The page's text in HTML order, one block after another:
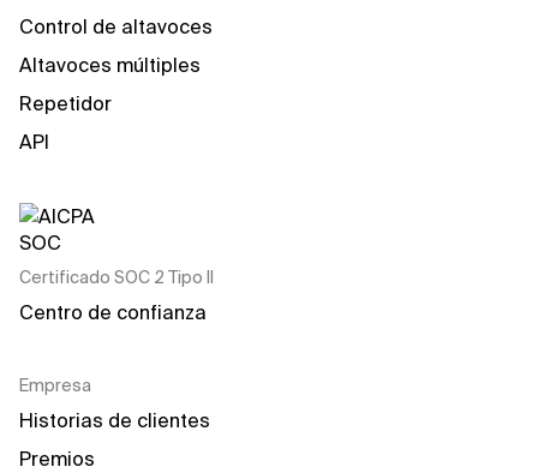
Control de altavoces
Altavoces múltiples
Repetidor
API
Certificado SOC 2 Tipo II
Centro de confianza
Empresa
Historias de clientes
Premios